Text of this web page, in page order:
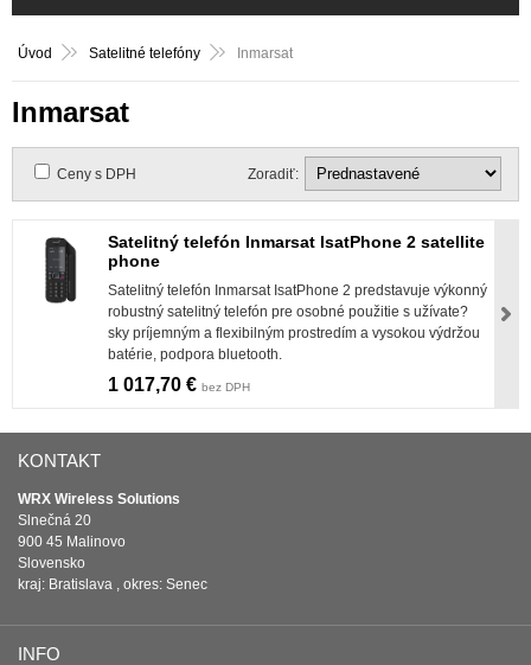
Úvod Satelitné telefóny Inmarsat
Inmarsat
Ceny s DPH Zoradiť:
Satelitný telefón Inmarsat IsatPhone 2 satellite
phone
Satelitný telefón Inmarsat IsatPhone 2 predstavuje výkonný
robustný satelitný telefón pre osobné použitie s užívate?
sky príjemným a flexibilným prostredím a vysokou výdržou
batérie, podpora bluetooth.
1 017,70 € bez DPH
KONTAKT
WRX Wireless Solutions
Slnečná 20
900 45 Malinovo
Slovensko
kraj: Bratislava , okres: Senec
INFO